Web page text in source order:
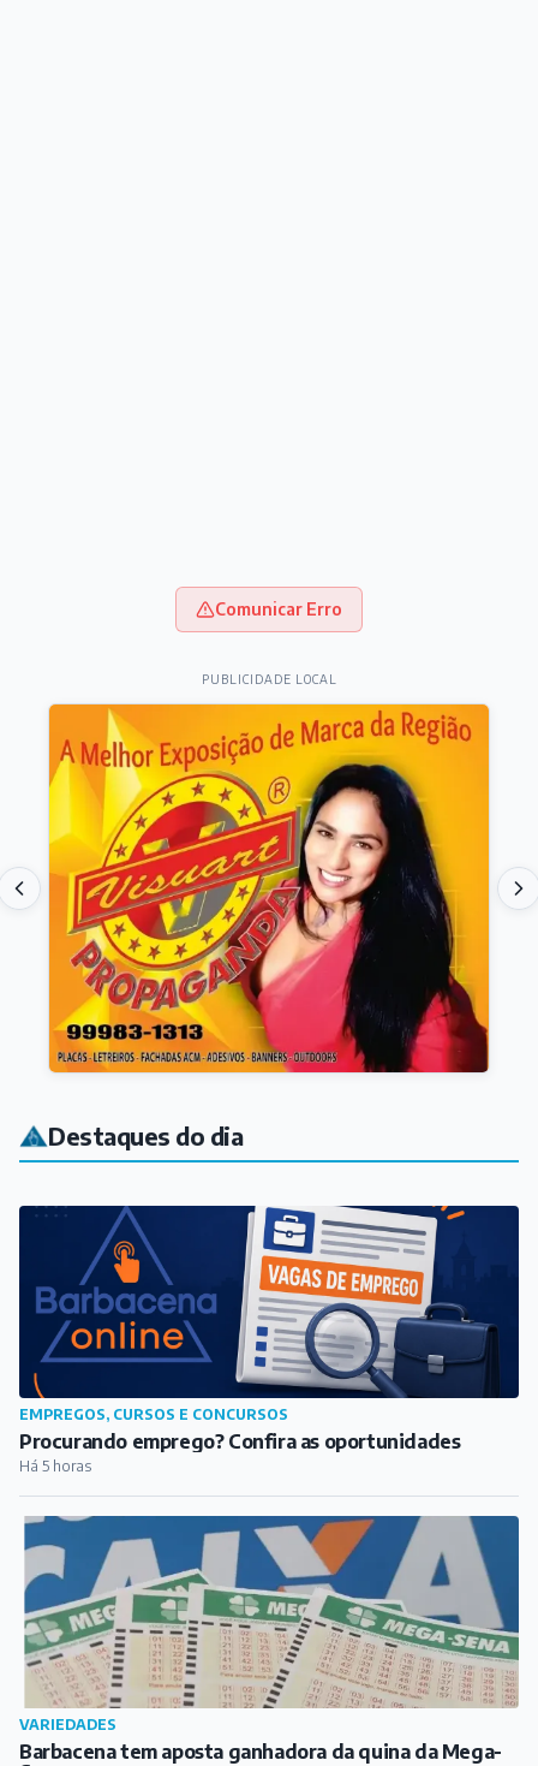
Comunicar Erro
PUBLICIDADE LOCAL
Destaques do dia
EMPREGOS, CURSOS E CONCURSOS
Procurando emprego? Confira as oportunidades
Há 5 horas
VARIEDADES
Barbacena tem aposta ganhadora da quina da Mega-